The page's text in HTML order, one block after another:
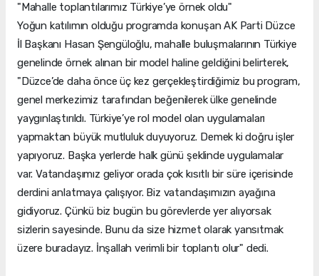
"Mahalle toplantılarımız Türkiye’ye örnek oldu"
Yoğun katılımın olduğu programda konuşan AK Parti Düzce
İl Başkanı Hasan Şengüloğlu, mahalle buluşmalarının Türkiye
genelinde örnek alınan bir model haline geldiğini belirterek,
"Düzce’de daha önce üç kez gerçekleştirdiğimiz bu program,
genel merkezimiz tarafından beğenilerek ülke genelinde
yaygınlaştırıldı. Türkiye’ye rol model olan uygulamaları
yapmaktan büyük mutluluk duyuyoruz. Demek ki doğru işler
yapıyoruz. Başka yerlerde halk günü şeklinde uygulamalar
var. Vatandaşımız geliyor orada çok kısıtlı bir süre içerisinde
derdini anlatmaya çalışıyor. Biz vatandaşımızın ayağına
gidiyoruz. Çünkü biz bugün bu görevlerde yer alıyorsak
sizlerin sayesinde. Bunu da size hizmet olarak yansıtmak
üzere buradayız. İnşallah verimli bir toplantı olur" dedi.